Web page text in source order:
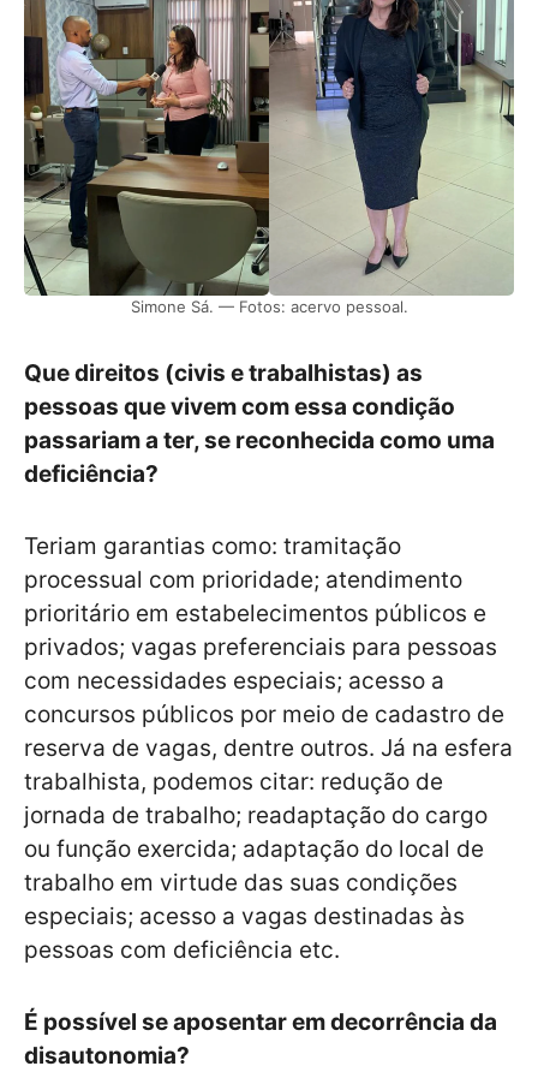
Simone Sá. — Fotos: acervo pessoal.
Que direitos (civis e trabalhistas) as
pessoas que vivem com essa condição
passariam a ter, se reconhecida como uma
deficiência?
Teriam garantias como: tramitação
processual com prioridade; atendimento
prioritário em estabelecimentos públicos e
privados; vagas preferenciais para pessoas
com necessidades especiais; acesso a
concursos públicos por meio de cadastro de
reserva de vagas, dentre outros. Já na esfera
trabalhista, podemos citar: redução de
jornada de trabalho; readaptação do cargo
ou função exercida; adaptação do local de
trabalho em virtude das suas condições
especiais; acesso a vagas destinadas às
pessoas com deficiência etc.
É possível se aposentar em decorrência da
disautonomia?